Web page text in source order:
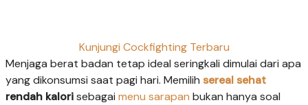
Kunjungi Cockfighting Terbaru
Menjaga berat badan tetap ideal seringkali dimulai dari apa
yang dikonsumsi saat pagi hari. Memilih sereal sehat
rendah kalorisebagai menu sarapan bukan hanya soal